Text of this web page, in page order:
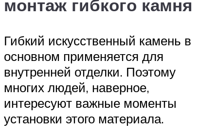
монтаж гибкого камня
Гибкий искусственный камень в
основном применяется для
внутренней отделки. Поэтому
многих людей, наверное,
интересуют важные моменты
установки этого материала.